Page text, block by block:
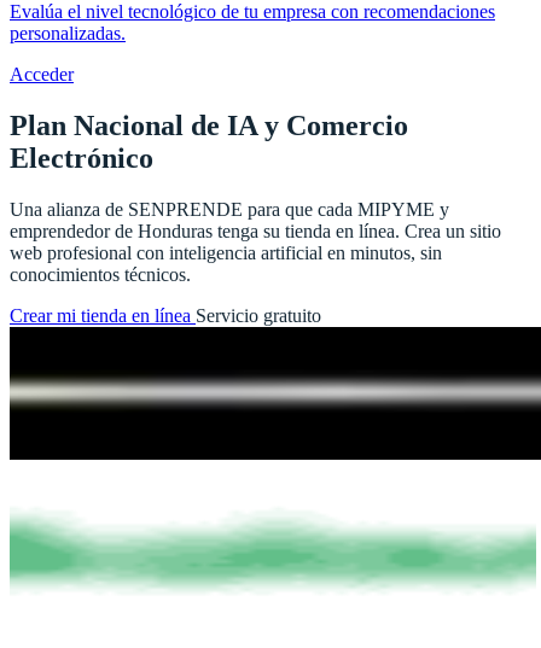
Evalúa el nivel tecnológico de tu empresa con recomendaciones
personalizadas.
Acceder
Plan Nacional de IA y Comercio
Electrónico
Una alianza de SENPRENDE para que cada MIPYME y
emprendedor de Honduras tenga su tienda en línea. Crea un sitio
web profesional con inteligencia artificial en minutos, sin
conocimientos técnicos.
Crear mi tienda en línea Servicio gratuito